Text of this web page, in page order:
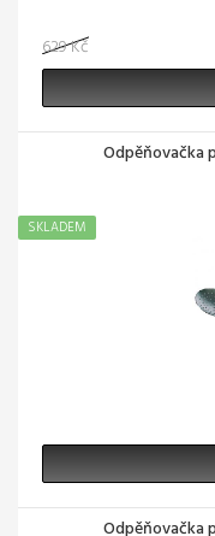
629 Kč
Odpěňovačka
SKLADEM
Odpěňovačka